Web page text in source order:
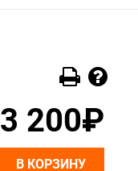
3 200₽
В КОРЗИНУ